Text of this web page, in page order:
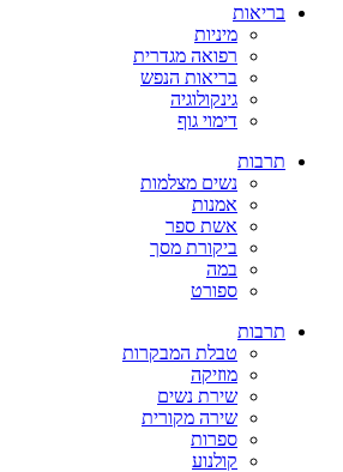
בריאות
מיניות
רפואה מגדרית
בריאות הנפש
גינקולוגיה
דימוי גוף
תרבות
נשים מצלמות
אמנות
אשת ספר
ביקורת מסך
במה
ספורט
תרבות
טבלת המבקרות
מוזיקה
שירת נשים
שירה מקורית
ספרות
קולנוע